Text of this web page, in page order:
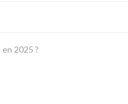
2025 ?